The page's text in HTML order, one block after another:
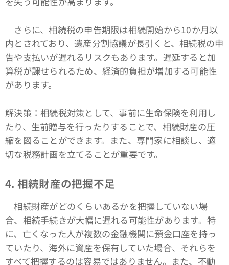
さらに、相続税の申告期限は相続開始から10か月以
内とされており、遺産分割協議が長引くと、相続税の申
告や支払いが遅れるリスクもあります。遅延すると加
算税が課せられるため、経済的負担が増加する可能性
があります。
解決策：相続税対策として、事前に生命保険を利用し
たり、生前贈与を行ったりすることで、相続財産の圧
縮を図ることができます。また、専門家に相談し、適
切な税務計画を立てることが重要です。
4. 相続財産の把握不足
相続財産がどのくらいあるかを把握していない場
合、相続手続きが大幅に遅れる可能性があります。特
に、亡くなった人が複数の金融機関に預金口座を持っ
ていたり、海外に資産を保有していた場合、それらを
すべて把握するのは容易ではありません。また、不動